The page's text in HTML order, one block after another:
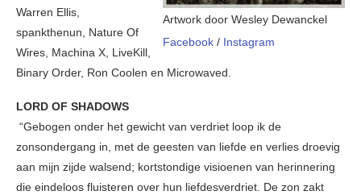
Artwork door Wesley Dewanckel
Facebook / Instagram
Warren Ellis,
spankthenun, Nature Of
Wires, Machina X, LiveKill,
Binary Order, Ron Coolen en Microwaved.
LORD OF SHADOWS
“Gebogen onder het gewicht van verdriet loop ik de
zonsondergang in, met de geesten van liefde en verlies droevig
aan mijn zijde walsend; kortstondige visioenen van herinnering
die eindeloos fluisteren over hun liefdesverdriet. De zon zakt